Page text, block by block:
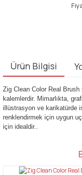
Ürün Bilgisi
Zig Clean Color Real
kalemlerdir. Mimarlıkta,
illüstrasyon ve karikatürde
renklendirmek için uygun
için idealdir..
Bu
Bu ürünün fiyat bilgisi,
tarafımıza iletebilirsiniz.